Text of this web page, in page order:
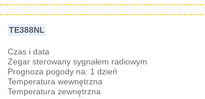
TE388NL
Czas i data
Zegar sterowany sygnałem radiowym
Prognoza pogody na: 1 dzień
Temperatura wewnętrzna
Temperatura zewnętrzna